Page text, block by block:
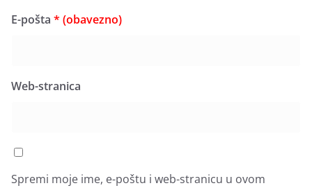
E-pošta * (obavezno)
Web-stranica
Spremi moje ime, e-poštu i web-stranicu u ovom